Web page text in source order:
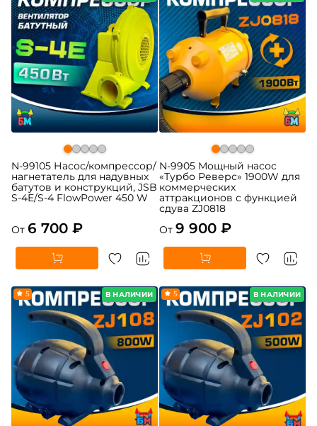
N-99105 Насос/компрессор/
нагнетатель для надувных
батутов и конструкций, JSB
S-4E/S-4 FlowPower 450 W
От 6 700 ₽
N-9905 Мощный насос
«Турбо Реверс» 1900W для
коммерческих
аттракционов с функцией
сдува ZJ0818
От 9 900 ₽
В НАЛИЧИИ
5 В НАЛИЧИИ
5